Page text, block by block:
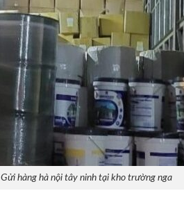
Gửi hàng hà nội tây ninh tại kho trường nga